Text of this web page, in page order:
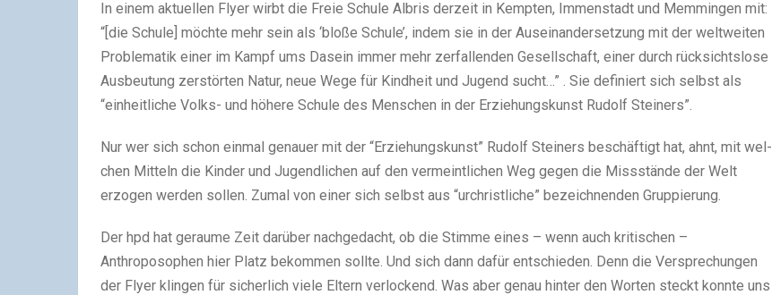
In einem aktu­el­len Flyer wirbt die Freie Schule Albris der­zeit in Kempten, Immenstadt und Memmingen mit:
“[die Schule] möchte mehr sein als ‘bloße Schule’, indem sie in der Auseinandersetzung mit der welt­wei­ten
Problematik einer im Kampf ums Dasein immer mehr zer­fal­len­den Gesellschaft, einer durch rück­sichts­lose
Ausbeutung zer­stör­ten Natur, neue Wege für Kindheit und Jugend sucht…” . Sie defi­niert sich selbst als
“ein­heit­li­che Volks- und höhere Schule des Menschen in der Erziehungskunst Rudolf Steiners”.
Nur wer sich schon ein­mal genauer mit der “Erziehungskunst” Rudolf Steiners beschäf­tigt hat, ahnt, mit wel­
chen Mitteln die Kinder und Jugendlichen auf den ver­meint­li­chen Weg gegen die Missstände der Welt
erzo­gen wer­den sol­len. Zumal von einer sich selbst aus “urchrist­li­che” bezeich­nen­den Gruppierung.
Der hpd hat geraume Zeit dar­über nach­ge­dacht, ob die Stimme eines – wenn auch kri­ti­schen –
Anthroposophen hier Platz bekom­men sollte. Und sich dann dafür ent­schie­den. Denn die Versprechungen
der Flyer klin­gen für sicher­lich viele Eltern ver­lo­ckend. Was aber genau hin­ter den Worten steckt konnte uns